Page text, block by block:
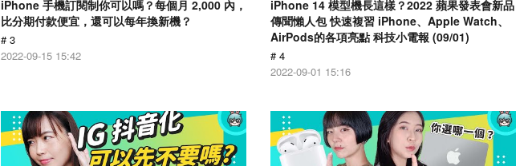
iPhone 手機訂閱制你可以嗎？每個月 2,000 內，
比分期付款便宜，還可以每年換新機？
# 3
2022-09-15 15:42
iPhone 14 模型機長這樣？2022 蘋果發表會新品
傳聞懶人包 快速複習 iPhone、Apple Watch、
AirPods的各項亮點 科技小電報 (09/01)
# 4
2022-09-01 15:16